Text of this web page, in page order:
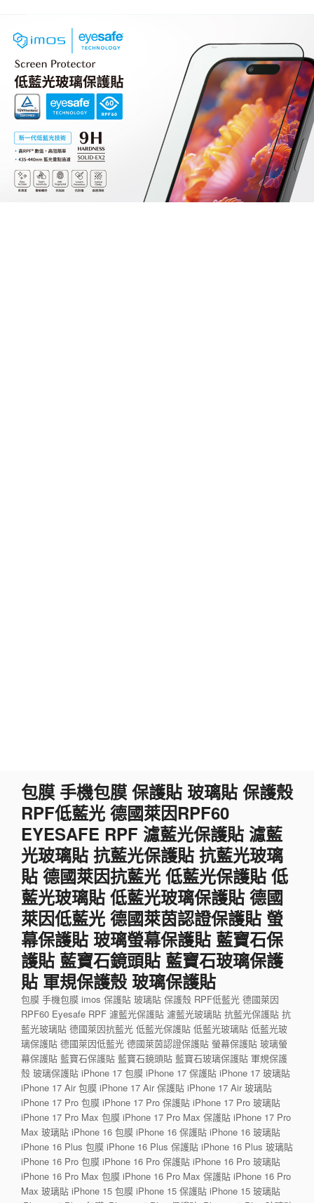
包膜 手機包膜 保護貼 玻璃貼 保護殼
RPF低藍光 德國萊因RPF60
EYESAFE RPF 濾藍光保護貼 濾藍
光玻璃貼 抗藍光保護貼 抗藍光玻璃
貼 德國萊因抗藍光 低藍光保護貼 低
藍光玻璃貼 低藍光玻璃保護貼 德國
萊因低藍光 德國萊茵認證保護貼 螢
幕保護貼 玻璃螢幕保護貼 藍寶石保
護貼 藍寶石鏡頭貼 藍寶石玻璃保護
貼 軍規保護殼 玻璃保護貼
包膜 手機包膜 imos 保護貼 玻璃貼 保護殼 RPF低藍光 德國萊因
RPF60 Eyesafe RPF 濾藍光保護貼 濾藍光玻璃貼 抗藍光保護貼 抗
藍光玻璃貼 德國萊因抗藍光 低藍光保護貼 低藍光玻璃貼 低藍光玻
璃保護貼 德國萊因低藍光 德國萊茵認證保護貼 螢幕保護貼 玻璃螢
幕保護貼 藍寶石保護貼 藍寶石鏡頭貼 藍寶石玻璃保護貼 軍規保護
殼 玻璃保護貼 iPhone 17 包膜 iPhone 17 保護貼 iPhone 17 玻璃貼
iPhone 17 Air 包膜 iPhone 17 Air 保護貼 iPhone 17 Air 玻璃貼
iPhone 17 Pro 包膜 iPhone 17 Pro 保護貼 iPhone 17 Pro 玻璃貼
iPhone 17 Pro Max 包膜 iPhone 17 Pro Max 保護貼 iPhone 17 Pro
Max 玻璃貼 iPhone 16 包膜 iPhone 16 保護貼 iPhone 16 玻璃貼
iPhone 16 Plus 包膜 iPhone 16 Plus 保護貼 iPhone 16 Plus 玻璃貼
iPhone 16 Pro 包膜 iPhone 16 Pro 保護貼 iPhone 16 Pro 玻璃貼
iPhone 16 Pro Max 包膜 iPhone 16 Pro Max 保護貼 iPhone 16 Pro
Max 玻璃貼 iPhone 15 包膜 iPhone 15 保護貼 iPhone 15 玻璃貼